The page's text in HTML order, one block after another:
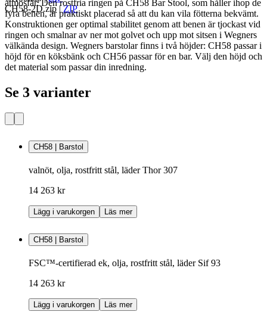
CH58-2D.zip|ZIP
atmosfär. Den rostfria ringen på CH58 Bar Stool, som håller ihop de
fyra benen, är praktiskt placerad så att du kan vila fötterna bekvämt.
Konstruktionen ger optimal stabilitet genom att benen är tjockast vid
ringen och smalnar av ner mot golvet och upp mot sitsen i Wegners
välkända design. Wegners barstolar finns i två höjder: CH58 passar i
höjd för en köksbänk och CH56 passar för en bar. Välj den höjd och
det material som passar din inredning.
Se 3 varianter
CH58 | Barstol
valnöt, olja, rostfritt stål, läder Thor 307
14 263 kr
Lägg i varukorgen Läs mer
CH58 | Barstol
FSC™-certifierad ek, olja, rostfritt stål, läder Sif 93
14 263 kr
Lägg i varukorgen Läs mer